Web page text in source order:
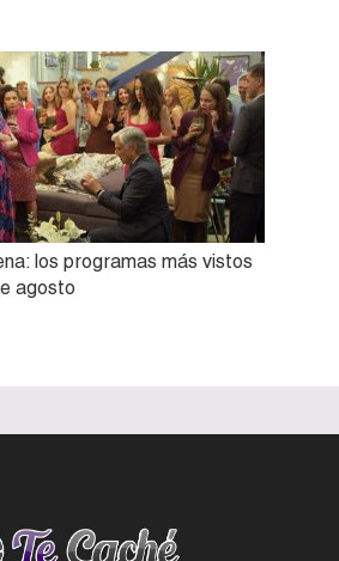
los programas más vistos
agosto